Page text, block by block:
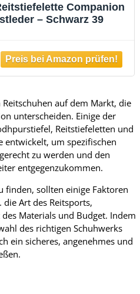
Companion
– Schwarz 39
auf dem Markt, die
unterscheiden. Einige der
Reitstiefeletten und
entwickelt, um spezifischen
zu werden und den
entgegenzukommen.
finden, sollten einige Faktoren
Art des Reitsports,
Materials und Budget. Indem
des richtigen Schuhwerks
ein sicheres, angenehmes und